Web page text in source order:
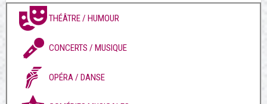
THÉÂTRE / HUMOUR
CONCERTS / MUSIQUE
OPÉRA / DANSE